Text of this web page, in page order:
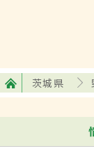
茨城県